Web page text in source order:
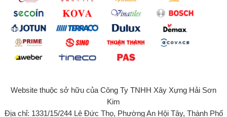
Website thuộc sở hữu của Công Ty TNHH Xây Xựng Hải Sơn
Kim
Địa chỉ: 1331/15/244 Lê Đức Thọ, Phường An Hội Tây, Thành Phố